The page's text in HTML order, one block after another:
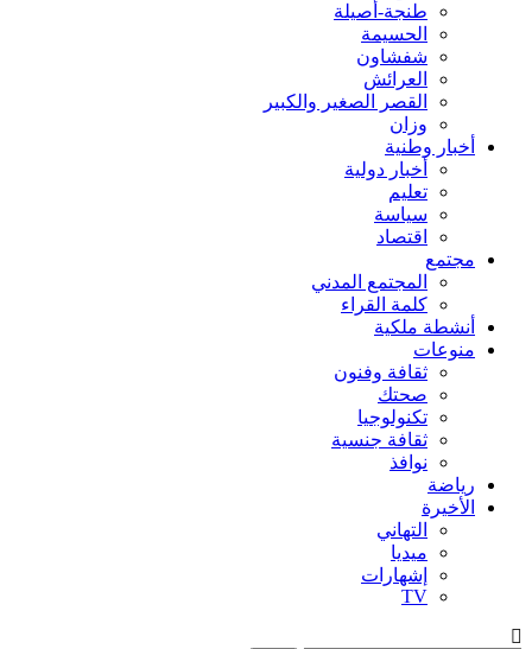
طنجة-أصيلة
الحسيمة
شفشاون
العرائش
القصر الصغير والكبير
وزان
أخبار وطنية
أخبار دولية
تعليم
سياسة
اقتصاد
مجتمع
المجتمع المدني
كلمة القراء
أنشطة ملكية
منوعات
ثقافة وفنون
صحتك
تكنولوجيا
ثقافة جنسية
نوافذ
رياضة
الأخيرة
التهاني
ميديا
إشهارات
TV